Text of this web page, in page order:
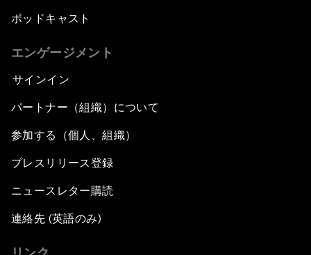
ポッドキャスト
エンゲージメント
サインイン
パートナー（組織）について
参加する（個人、組織）
プレスリリース登録
ニュースレター購読
連絡先 (英語のみ)